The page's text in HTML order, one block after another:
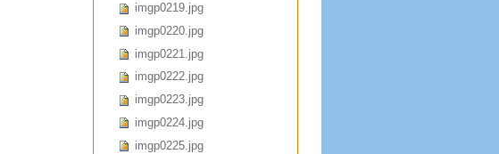
imgp0219.jpg
imgp0220.jpg
imgp0221.jpg
imgp0222.jpg
imgp0223.jpg
imgp0224.jpg
imgp0225.jpg